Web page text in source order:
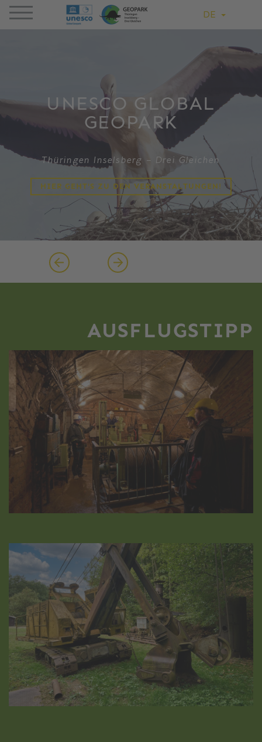
DE
UNESCO GLOBAL
GEOPARK
Thüringen Inselsberg – Drei Gleichen
HIER GEHT'S ZU DEN VERANSTALTUNGEN!
AUSFLUGSTIPP